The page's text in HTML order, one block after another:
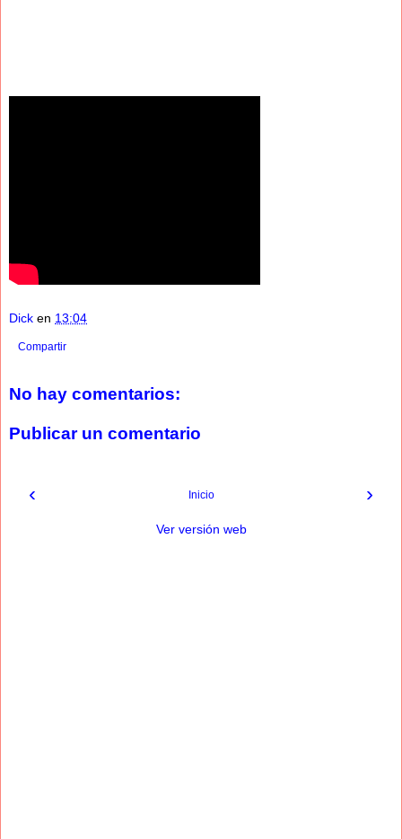
Dick en 13:04
Compartir
No hay comentarios:
Publicar un comentario
‹ ›
Inicio
Ver versión web